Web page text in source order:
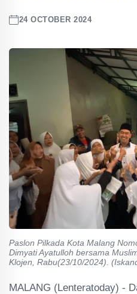
24 OCTOBER 2024
Paslon Pilkada Kota Malang
Dimyati Ayatulloh bersama
Klojen, Rabu(23/10/2024).
MALANG (Lenteratoday) -